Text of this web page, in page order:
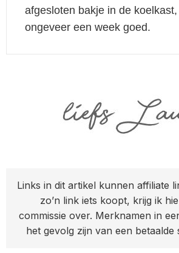
afgesloten bakje in de
ongeveer een week goed.
Links in dit artikel kunnen affiliate
zo’n link iets koopt, krijg ik
commissie over. Merknamen in
het gevolg zijn van een betaalde